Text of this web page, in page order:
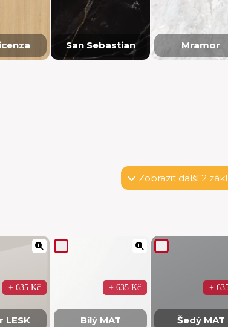
San Sebastian Mramor
Zobrazit další 2
LESK
+ 635 Kč
Bílý MAT
+ 635 Kč
Šedý MAT
+